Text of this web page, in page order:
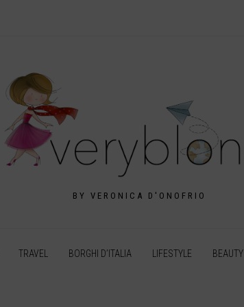
BY VERONICA D'ONOFRIO
TRAVEL BORGHI D’ITALIA LIFESTYLE BEAUTY